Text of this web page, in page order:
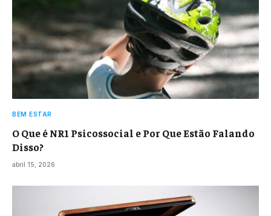
BEM ESTAR
O Que é NR1 Psicossocial e Por Que Estão Falando
Disso?
abril 15, 2026